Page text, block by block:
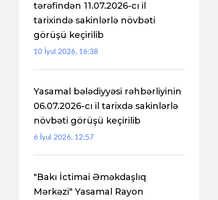
tərəfindən 11.07.2026-cı il
tarixində sakinlərlə növbəti
görüşü keçirilib
10 İyul 2026, 16:38
Yasamal bələdiyyəsi rəhbərliyinin
06.07.2026-cı il tarixdə sakinlərlə
növbəti görüşü keçirilib
6 İyul 2026, 12:57
"Bakı İctimai Əməkdaşlıq
Mərkəzi" Yasamal Rayon